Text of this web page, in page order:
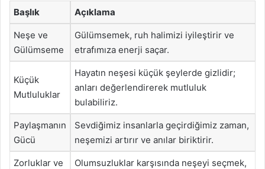
Başlık Açıklama
Neşe ve
Gülümseme
Gülümsemek, ruh halimizi iyileştirir ve
etrafımıza enerji saçar.
Küçük
Mutluluklar
Hayatın neşesi küçük şeylerde gizlidir;
anları değerlendirerek mutluluk
bulabiliriz.
Paylaşmanın
Gücü
Sevdiğimiz insanlarla geçirdiğimiz zaman,
neşemizi artırır ve anılar biriktirir.
Zorluklar ve
Olumsuzluklar karşısında neşeyi seçmek,